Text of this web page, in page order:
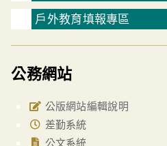
戶外教育填報專區
公務網站
公版網站編輯說明
差勤系統
公文系統